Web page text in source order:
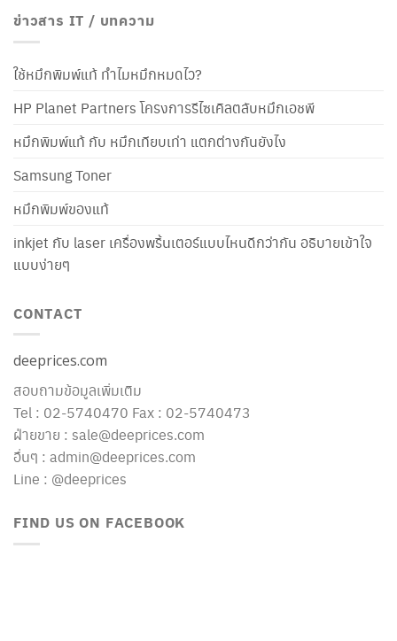
ข่าวสาร IT / บทความ
ใช้หมึกพิมพ์แท้ ทำไมหมึกหมดไว?
HP Planet Partners โครงการรีไซเคิลตลับหมึกเอชพี
หมึกพิมพ์แท้ กับ หมึกเทียบเท่า แตกต่างกันยังไง
Samsung Toner
หมึกพิมพ์ของแท้
inkjet กับ laser เครื่องพริ้นเตอร์แบบไหนดีกว่ากัน อธิบายเข้าใจ
แบบง่ายๆ
CONTACT
deeprices.com
สอบถามข้อมูลเพิ่มเติม
Tel : 02-5740470 Fax : 02-5740473
ฝ่ายขาย : sale@deeprices.com
อื่นๆ : admin@deeprices.com
Line : @deeprices
FIND US ON FACEBOOK